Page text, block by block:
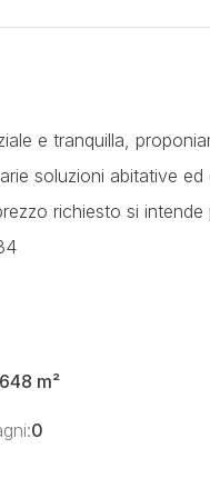
e tranquilla,
soluzioni abitative
richiesto si
648 m²
0